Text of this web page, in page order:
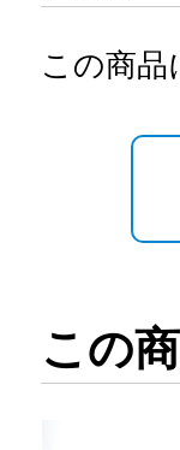
この商
この